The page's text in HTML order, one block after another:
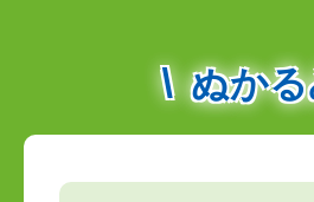
ぬか